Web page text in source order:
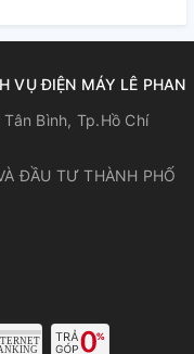
VỤ ĐIỆN MÁY LÊ PHAN
Bình, Tp.Hồ Chí
ĐẦU TƯ THÀNH PHỐ